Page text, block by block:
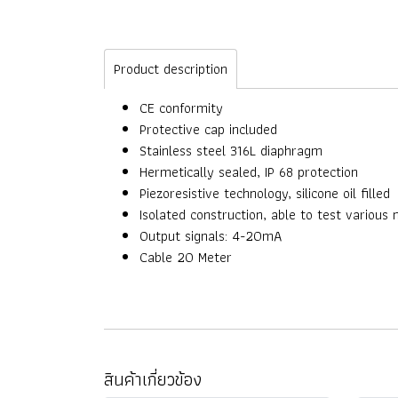
Product description
CE conformity
Protective cap included
Stainless steel 316L diaphragm
Hermetically sealed, IP 68 protection
Piezoresistive technology, silicone oil filled
Isolated construction, able to test various
Output signals: 4-20mA
Cable 20 Meter
สินค้าเกี่ยวข้อง